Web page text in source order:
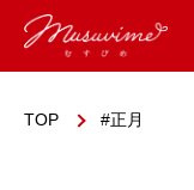
TOP 正月